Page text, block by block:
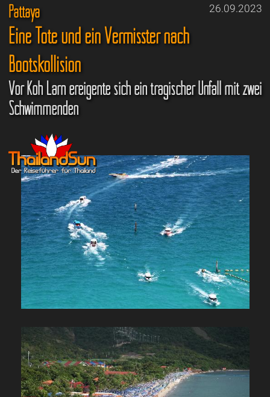
26.09.2023
Pattaya
Eine Tote und ein Vermisster nach
Bootskollision
Vor Koh Larn ereigente sich ein tragischer Unfall mit zwei
Schwimmenden